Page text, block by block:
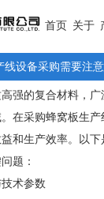
首页 关于
线设备采购需要注
强的复合材料，
在采购蜂窝板生
和生产效率。以
题：
术参数